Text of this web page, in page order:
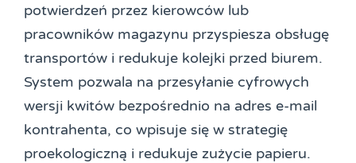
potwierdzeń przez kierowców lub
pracowników magazynu przyspiesza obsługę
transportów i redukuje kolejki przed biurem.
System pozwala na przesyłanie cyfrowych
wersji kwitów bezpośrednio na adres e-mail
kontrahenta, co wpisuje się w strategię
proekologiczną i redukuje zużycie papieru.